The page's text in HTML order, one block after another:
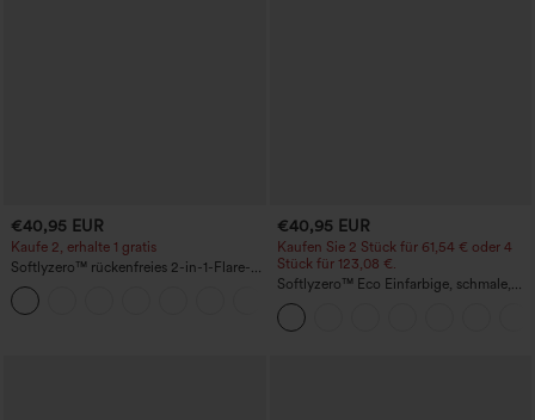
€40,95 EUR
Kaufe 2, erhalte 1 gratis
Softlyzero™ rückenfreies 2-in-1-Flare-
Trainingskleid – Wannabe – Easy Peezy
€40,95 EUR
Kaufen Sie 2 Stück für 61,54 € oder 4
Stück für 123,08 €.
Softlyzero™ Eco Einfarbige, schmale,
hoch taillierte Wanderhose mit
mehreren Taschen